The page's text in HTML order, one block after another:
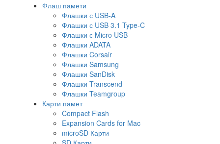
Флаш памети
Флашки с USB-A
Флашки с USB 3.1 Type-C
Флашки с Micro USB
Флашки ADATA
Флашки Corsair
Флашки Samsung
Флашки SanDisk
Флашки Transcend
Флашки Teamgroup
Карти памет
Compact Flash
Expansion Cards for Mac
microSD Карти